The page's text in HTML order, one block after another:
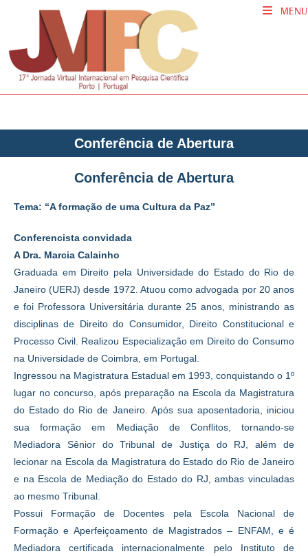
MENU
Conferência de Abertura
Conferência de Abertura
Tema: “A formação de uma Cultura da Paz”
Conferencista convidada
A Dra. Marcia Calainho
Graduada em Direito pela Universidade do Estado do Rio de
Janeiro (UERJ) desde 1972. Atuou como advogada por 20 anos
e foi Professora Universitária durante 25 anos, ministrando as
disciplinas de Direito do Consumidor, Direito Constitucional e
Processo Civil. Realizou Especialização em Direito do Consumo
na Universidade de Coimbra, em Portugal.
Ingressou na Magistratura Estadual em 1993, conquistando o 1º
lugar no concurso, após preparação na Escola da Magistratura
do Estado do Rio de Janeiro. Após sua aposentadoria, iniciou
sua formação em Mediação de Conflitos, tornando-se
Mediadora Sênior do Tribunal de Justiça do RJ, além de
lecionar na Escola da Magistratura do Estado do Rio de Janeiro
e na Escola de Mediação do Estado do RJ, ambas vinculadas
ao mesmo Tribunal.
Possui Formação de Docentes pela Escola Nacional de
Formação e Aperfeiçoamento de Magistrados – ENFAM, e é
Mediadora certificada internacionalmente pelo Instituto de